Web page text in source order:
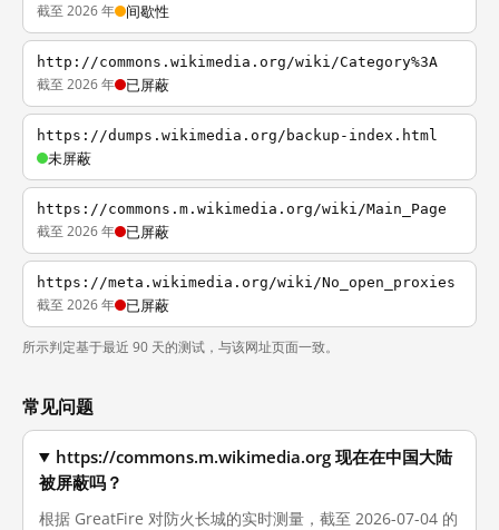
截至 2026 年 间歇性
http://commons.wikimedia.org/wiki/Category%3A
截至 2026 年 已屏蔽
https://dumps.wikimedia.org/backup-index.html
未屏蔽
https://commons.m.wikimedia.org/wiki/Main_Page
截至 2026 年 已屏蔽
https://meta.wikimedia.org/wiki/No_open_proxies
截至 2026 年 已屏蔽
所示判定基于最近 90 天的测试，与该网址页面一致。
常见问题
https://commons.m.wikimedia.org 现在在中国大陆
被屏蔽吗？
根据 GreatFire 对防火长城的实时测量，截至 2026-07-04 的